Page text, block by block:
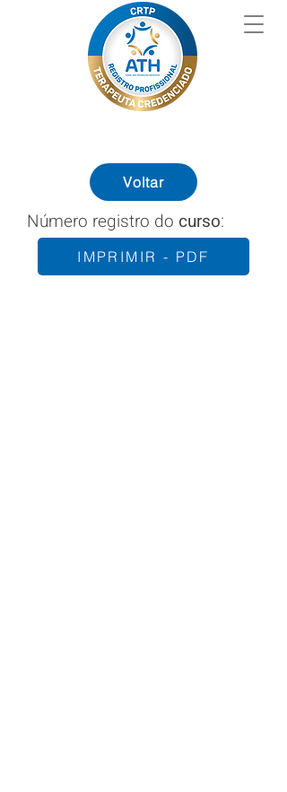
Voltar
Número registro do curso:
IMPRIMIR - PDF